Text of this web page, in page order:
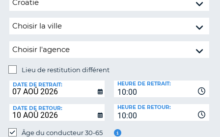
COMPTE
MA
Lieu
restitution
Lieu de restitution différent
DE
RESTITUTION:
DATE DE RETRAIT:
10:00
HEURE DE RETRAIT:
DATE DE RETOUR:
10:00
HEURE DE RETOUR:
Âge du conducteur 30-65